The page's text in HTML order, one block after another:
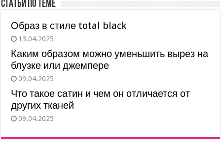
Статьи по теме
Образ в стиле total black
13.04.2025
Каким образом можно уменьшить вырез на
блузке или джемпере
09.04.2025
Что такое сатин и чем он отличается от
других тканей
09.04.2025